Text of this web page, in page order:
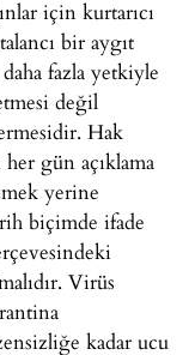
için kurtarıcı
bir aygıt
fazla yetkiyle
değil
Hak
gün açıklama
yerine
biçimde ifade
Virüs
kadar ucu